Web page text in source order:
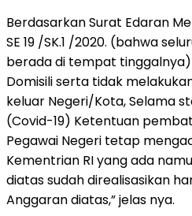
Berdasarkan Surat Edaran
SE 19 /SK.1 /2020. (bahwa
berada di tempat tinggalnya)
Domisili serta tidak
keluar Negeri/Kota, Selama
(Covid-19) Ketentuan
Pegawai Negeri tetap
Kementrian RI yang ada
diatas sudah direalisasikan
Anggaran diatas,” jelas nya.